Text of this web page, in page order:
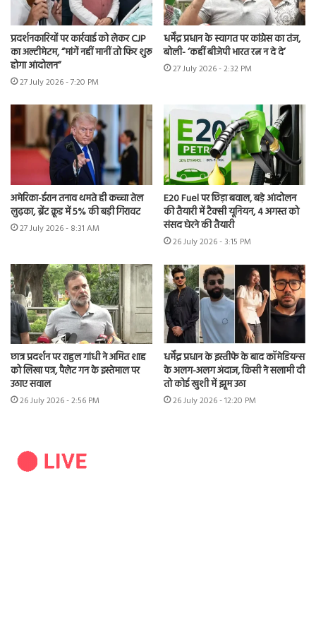
प्रदर्शनकारियों पर कार्रवाई को लेकर CJP
का अल्टीमेटम, “मांगें नहीं मानीं तो फिर शुरू
होगा आंदोलन”
27 July 2026 - 7:20 PM
धर्मेंद्र प्रधान के स्वागत पर कांग्रेस का तंज,
बोली- ‘कहीं बीजेपी भारत रत्न न दे दे’
27 July 2026 - 2:32 PM
अमेरिका-ईरान तनाव थमते ही कच्चा तेल
लुढ़का, ब्रेंट क्रूड में 5% की बड़ी गिरावट
27 July 2026 - 8:31 AM
E20 Fuel पर छिड़ा बवाल, बड़े आंदोलन
की तैयारी में टैक्सी यूनियन, 4 अगस्त को
संसद घेरने की तैयारी
26 July 2026 - 3:15 PM
छात्र प्रदर्शन पर राहुल गांधी ने अमित शाह
को लिखा पत्र, पैलेट गन के इस्तेमाल पर
उठाए सवाल
26 July 2026 - 2:56 PM
धर्मेंद्र प्रधान के इस्तीफे के बाद कॉमेडियन्स
के अलग-अलग अंदाज, किसी ने सलामी दी
तो कोई खुशी में झूम उठा
26 July 2026 - 12:20 PM